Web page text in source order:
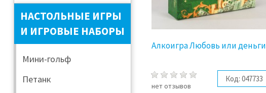
НАСТОЛЬНЫЕ ИГРЫ
И ИГРОВЫЕ НАБОРЫ
Мини-гольф
Петанк
Алкоигра Любовь или деньги
нет отзывов
Код: 047733